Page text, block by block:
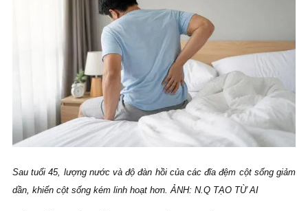
Sau tuổi 45, lượng nước và độ đàn hồi của các đĩa đệm cột sống giảm
dần, khiến cột sống kém linh hoạt hơn. ẢNH: N.Q TẠO TỪ AI